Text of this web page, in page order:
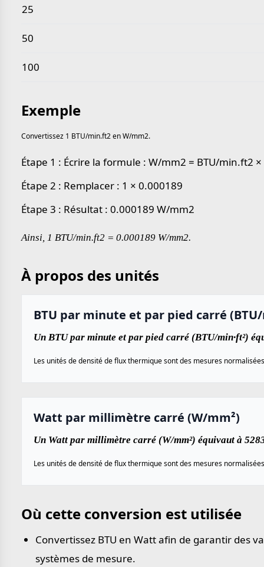
25
50
100
Exemple
Convertissez 1 BTU/min.ft2 en W/mm2.
Étape 1 : Écrire la formule : W/mm2 = BTU/min.ft2
Étape 2 : Remplacer : 1 × 0.000189
Étape 3 : Résultat : 0.000189 W/mm2
Ainsi, 1 BTU/min.ft2 = 0.000189 W/mm2.
À propos des unités
BTU par minute et par pied carré
Un BTU par minute et par pied carré (BTU/min·ft²)
Les unités de densité de flux thermique sont des mesures
Watt par millimètre carré (W/mm²)
Un Watt par millimètre carré (W/mm²) équivaut à
Les unités de densité de flux thermique sont des mesures
Où cette conversion est utilisée
Convertissez BTU en Watt afin de garantir des
systèmes de mesure.